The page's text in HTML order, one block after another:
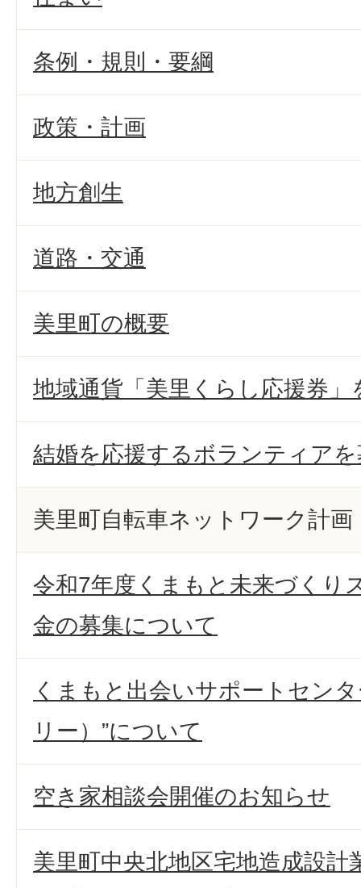
条例・規則・要綱
政策・計画
地方創生
道路・交通
美里町の概要
地域通貨「美里くらし応援券」
結婚を応援するボランティア
美里町自転車ネットワーク計画
令和7年度くまもと未来づくり
金の募集について
くまもと出会いサポートセン
リー）”について
空き家相談会開催のお知らせ
美里町中央北地区宅地造成設計